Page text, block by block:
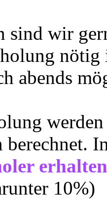
sind wir
abends
berechnet.
10%)